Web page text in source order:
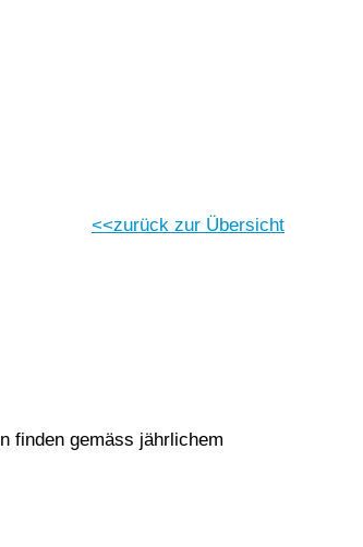
zurück zur Übersicht
finden gemäss jährlichem